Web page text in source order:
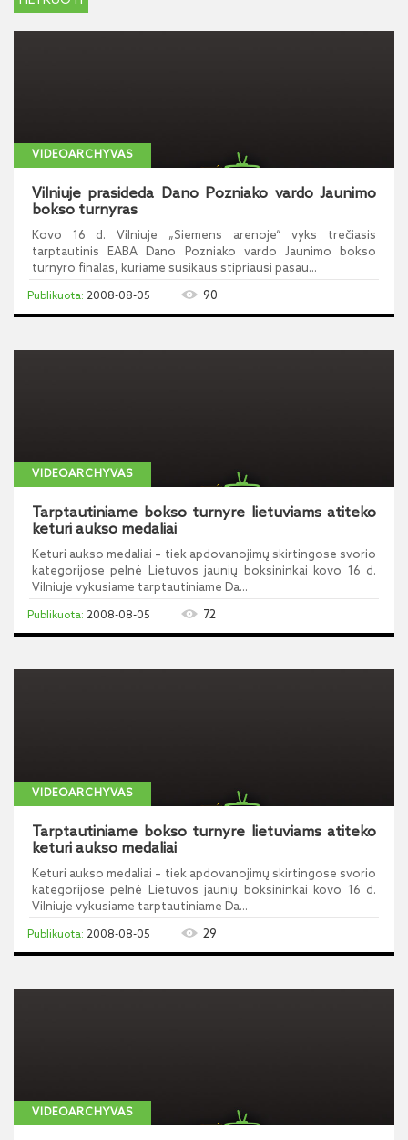
VIDEOARCHYVAS
Vilniuje prasideda Dano Pozniako vardo Jaunimo
bokso turnyras
Kovo 16 d. Vilniuje „Siemens arenoje“ vyks trečiasis
tarptautinis EABA Dano Pozniako vardo Jaunimo bokso
turnyro finalas, kuriame susikaus stipriausi pasau...
2008-08-05 90
VIDEOARCHYVAS
Tarptautiniame bokso turnyre lietuviams atiteko
keturi aukso medaliai
Keturi aukso medaliai – tiek apdovanojimų skirtingose svorio
kategorijose pelnė Lietuvos jaunių boksininkai kovo 16 d.
Vilniuje vykusiame tarptautiniame Da...
2008-08-05 72
VIDEOARCHYVAS
Tarptautiniame bokso turnyre lietuviams atiteko
keturi aukso medaliai
Keturi aukso medaliai – tiek apdovanojimų skirtingose svorio
kategorijose pelnė Lietuvos jaunių boksininkai kovo 16 d.
Vilniuje vykusiame tarptautiniame Da...
2008-08-05 29
VIDEOARCHYVAS